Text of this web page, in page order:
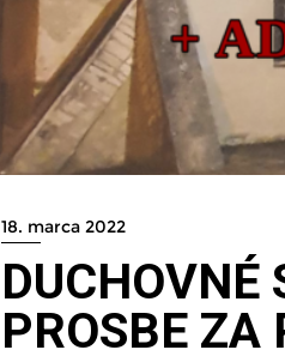
18. marca 2022
DUCHOVNÉ
PROSBE ZA